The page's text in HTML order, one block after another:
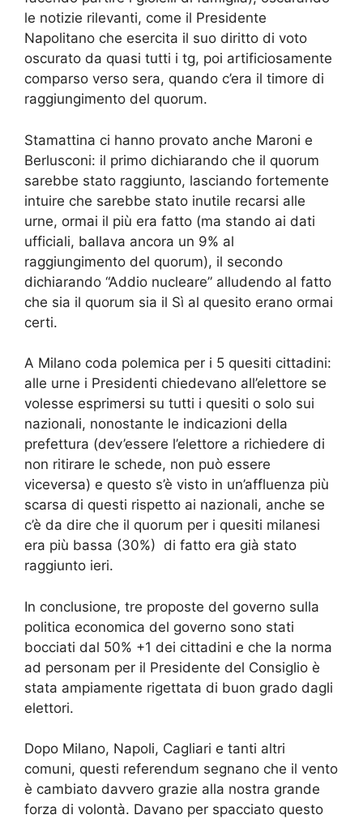
le notizie rilevanti, come il Presidente
Napolitano che esercita il suo diritto di voto
oscurato da quasi tutti i tg, poi artificiosamente
comparso verso sera, quando c’era il timore di
raggiungimento del quorum.
Stamattina ci hanno provato anche Maroni e
Berlusconi: il primo dichiarando che il quorum
sarebbe stato raggiunto, lasciando fortemente
intuire che sarebbe stato inutile recarsi alle
urne, ormai il più era fatto (ma stando ai dati
ufficiali, ballava ancora un 9% al
raggiungimento del quorum), il secondo
dichiarando “Addio nucleare” alludendo al fatto
che sia il quorum sia il Sì al quesito erano ormai
certi.
A Milano coda polemica per i 5 quesiti cittadini:
alle urne i Presidenti chiedevano all’elettore se
volesse esprimersi su tutti i quesiti o solo sui
nazionali, nonostante le indicazioni della
prefettura (dev’essere l’elettore a richiedere di
non ritirare le schede, non può essere
viceversa) e questo s’è visto in un’affluenza più
scarsa di questi rispetto ai nazionali, anche se
c’è da dire che il quorum per i quesiti milanesi
era più bassa (30%) di fatto era già stato
raggiunto ieri.
In conclusione, tre proposte del governo sulla
politica economica del governo sono stati
bocciati dal 50% +1 dei cittadini e che la norma
ad personam per il Presidente del Consiglio è
stata ampiamente rigettata di buon grado dagli
elettori.
Dopo Milano, Napoli, Cagliari e tanti altri
comuni, questi referendum segnano che il vento
è cambiato davvero grazie alla nostra grande
forza di volontà. Davano per spacciato questo